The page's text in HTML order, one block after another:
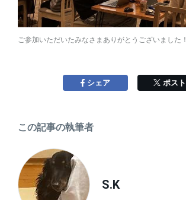
ご参加いただいたみなさまありがとうございました！
Facebookで
シェアする Xで
ポスト
この記事の執筆者
S.K